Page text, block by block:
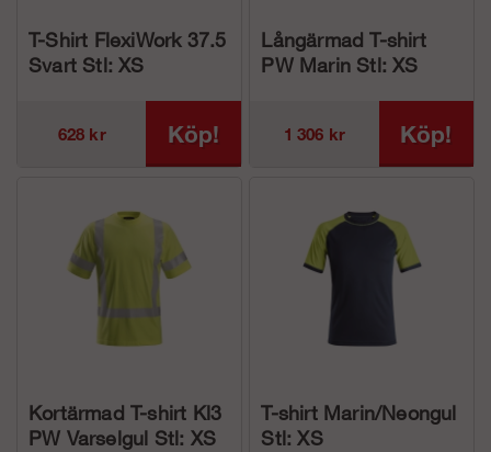
T-Shirt FlexiWork 37.5
Svart Stl: XS
628 kr Köp!
Långärmad T-shirt
PW Marin Stl: XS
1 306 kr Köp!
Kortärmad T-shirt Kl3
PW Varselgul Stl: XS
T-shirt Marin/Neongul
Stl: XS